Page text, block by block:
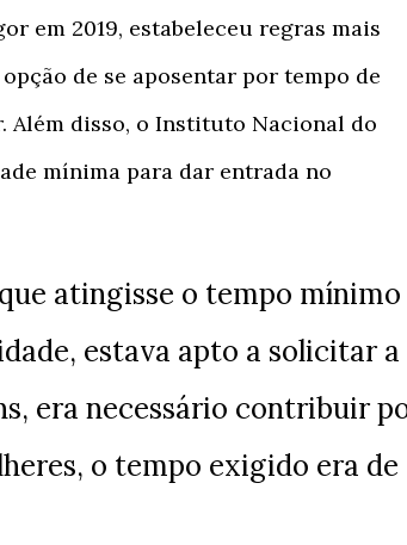
em 2019, estabeleceu regras mais
de se aposentar por tempo de
disso, o Instituto Nacional do
mínima para dar entrada no
atingisse o tempo mínimo
estava apto a solicitar a
era necessário contribuir
o tempo exigido era de